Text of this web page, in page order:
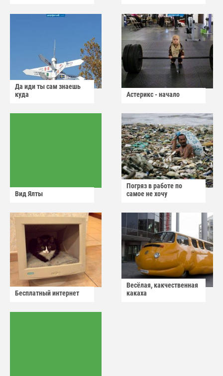
Да иди ты сам знаешь
куда
Астерикс - начало
Вид Ялты
Погряз в работе по
самое не хочу
Бесплатный интернет
Весёлая, какчественная
какаха